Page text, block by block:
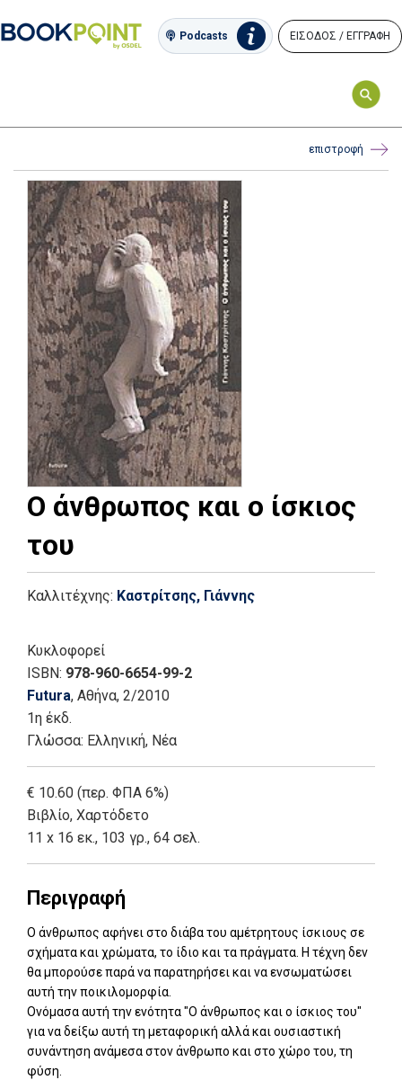
Podcasts ΕΙΣΟΔΟΣ / ΕΓΓΡΑΦΗ
επιστροφή
Ο άνθρωπος και ο ίσκιος
του
Καλλιτέχνης: Καστρίτσης, Γιάννης
Κυκλοφορεί
ISBN: 978-960-6654-99-2
Futura, Αθήνα, 2/2010
1η έκδ.
Γλώσσα: Ελληνική, Νέα
€ 10.60 (περ. ΦΠΑ 6%)
Βιβλίο, Χαρτόδετο
11 x 16 εκ., 103 γρ., 64 σελ.
Περιγραφή
Ο άνθρωπος αφήνει στο διάβα του αμέτρητους ίσκιους σε
σχήματα και χρώματα, το ίδιο και τα πράγματα. Η τέχνη δεν
θα μπορούσε παρά να παρατηρήσει και να ενσωματώσει
αυτή την ποικιλομορφία.
Ονόμασα αυτή την ενότητα "Ο άνθρωπος και ο ίσκιος του"
για να δείξω αυτή τη μεταφορική αλλά και ουσιαστική
συνάντηση ανάμεσα στον άνθρωπο και στο χώρο του, τη
φύση.